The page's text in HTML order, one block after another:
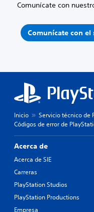
Comunícate con
Comunícate con el
Inicio
Servicio técnico de
Códigos de error de
Acerca de
Acerca de SIE
Carreras
PlayStation Studios
PlayStation Productions
Empresa